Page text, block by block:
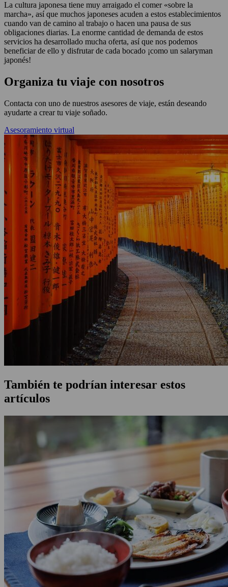
La cultura japonesa tiene muy arraigado el comer «sobre la
marcha», así que muchos japoneses acuden a estos establecimientos
cuando van de camino al trabajo o hacen una pausa de sus
obligaciones diarias. La enorme cantidad de demanda de estos
servicios ha desarrollado mucha oferta, así que nos podemos
beneficiar de ello y disfrutar de cada bocado ¡como un salaryman
japonés!
Organiza tu viaje con nosotros
Contacta con uno de nuestros asesores de viaje, están deseando
ayudarte a crear tu viaje soñado.
Asesoramiento virtual
También te podrían interesar estos
artículos